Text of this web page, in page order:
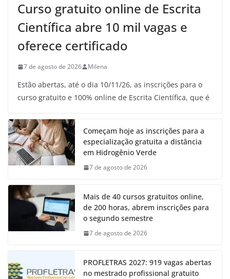
Curso gratuito online de Escrita
Científica abre 10 mil vagas e
oferece certificado
7 de agosto de 2026 Milena
Estão abertas, até o dia 10/11/26, as inscrições para o
curso gratuito e 100% online de Escrita Científica, que é
Começam hoje as inscrições para a
especialização gratuita a distância
em Hidrogênio Verde
7 de agosto de 2026
Mais de 40 cursos gratuitos online,
de 200 horas, abrem inscrições para
o segundo semestre
7 de agosto de 2026
PROFLETRAS 2027: 919 vagas abertas
no mestrado profissional gratuito